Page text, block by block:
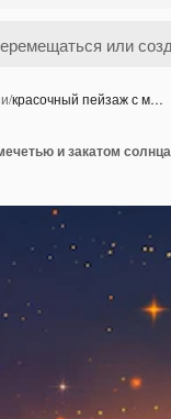
/красочный пейзаж с м…
и закатом солнца